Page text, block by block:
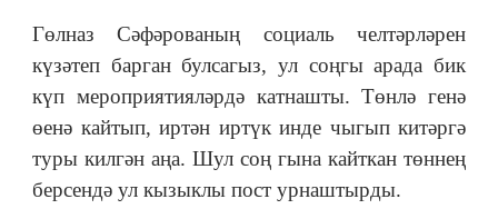
Гөлназ Сәфәрованың социаль челтәрләрен
күзәтеп барган булсагыз, ул соңгы арада бик
күп мероприятияләрдә катнашты. Төнлә генә
өенә кайтып, иртән иртүк инде чыгып китәргә
туры килгән аңа. Шул соң гына кайткан төннең
берсендә ул кызыклы пост урнаштырды.